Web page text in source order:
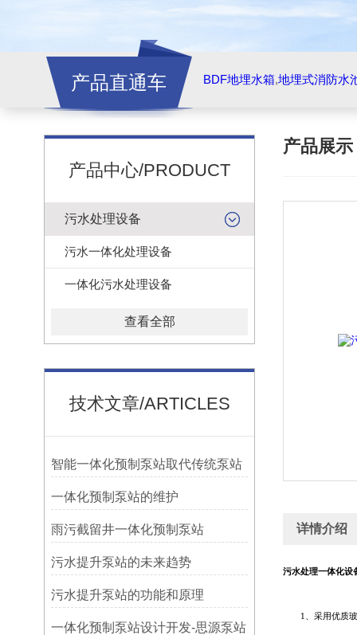
产品直通车 BDF地埋水箱,地埋式消防水
产品中心/PRODUCT
污水处理设备
污水一体化处理设备
一体化污水处理设备
查看全部
技术文章/ARTICLES
智能一体化预制泵站取代传统泵站
一体化预制泵站的维护
雨污截留井一体化预制泵站
污水提升泵站的未来趋势
污水提升泵站的功能和原理
一体化预制泵站设计开发-思源泵站
产品展示
详情介绍
污水处理一体化设
1、采用优质玻